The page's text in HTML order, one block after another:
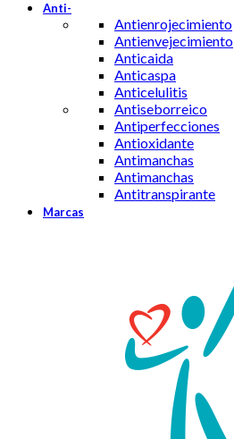
Anti-
Antienrojecimiento
Antienvejecimiento
Anticaida
Anticaspa
Anticelulitis
Antiseborreico
Antiperfecciones
Antioxidante
Antimanchas
Antimanchas
Antitranspirante
Marcas